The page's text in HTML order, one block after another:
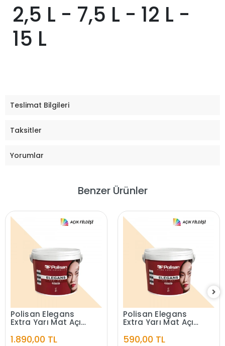
2,5 L - 7,5 L - 12 L -
15 L
Teslimat Bilgileri
Taksitler
Yorumlar
Benzer Ürünler
Polisan Elegans
Extra Yarı Mat Açık
1.890,00 TL
Polisan Elegans
Extra Yarı Mat Açık
590,00 TL